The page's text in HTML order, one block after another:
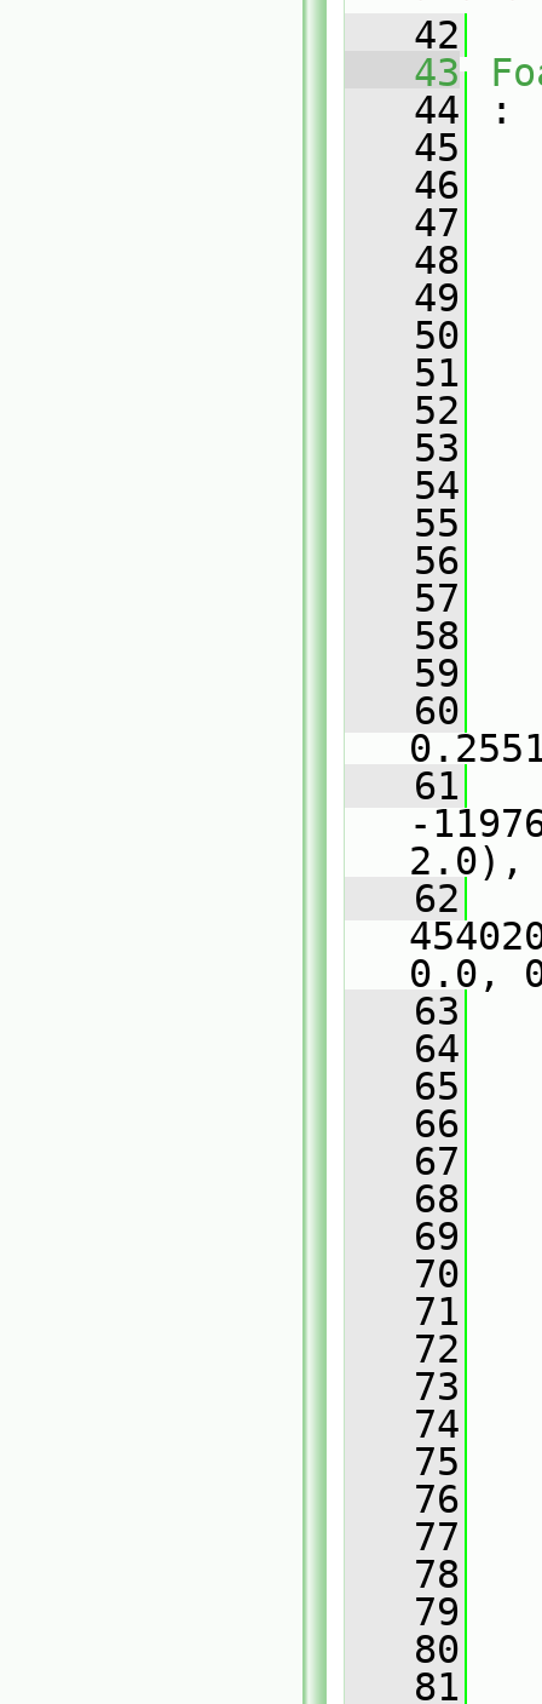
   42
   43
   44
:
   45
   46
   47
   48
   49
   50
   51
   52
   53
   54
   55
   56
   57
   58
   59
   60
   61
-
2.0),
   62
0.0,
   63
   64
   65
   66
   67
   68
   69
   70
   71
   72
   73
   74
   75
   76
   77
   78
   79
   80
   81